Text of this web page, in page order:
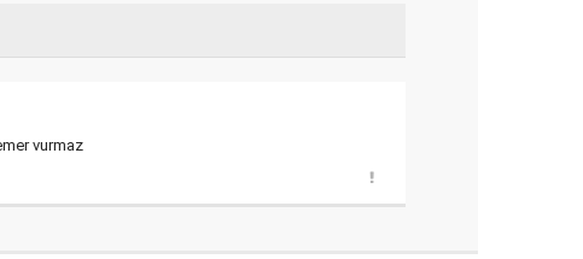
vurmaz